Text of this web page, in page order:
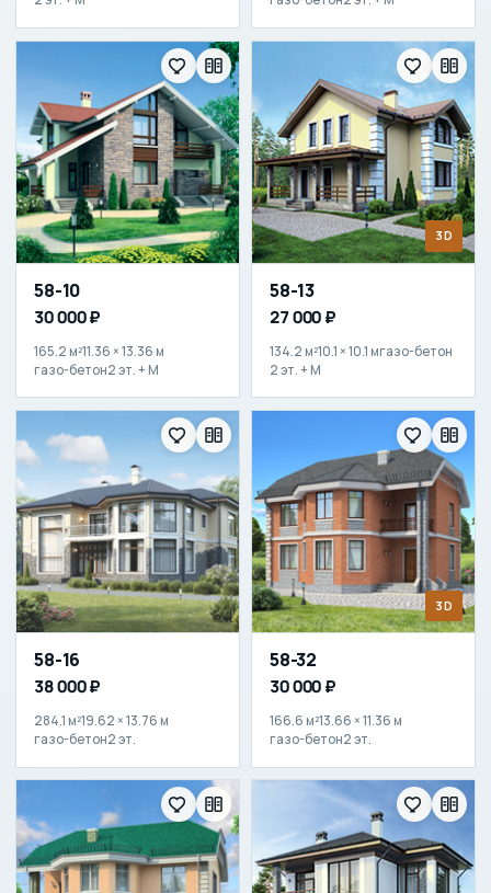
58-10
30 000 ₽
165.2 м²11.36 × 13.36 м
газо-бетон2 эт. + М
3D
58-13
27 000 ₽
134.2 м²10.1 × 10.1 мгазо-бетон
2 эт. + М
58-16
38 000 ₽
284.1 м²19.62 × 13.76 м
газо-бетон2 эт.
3D
58-32
30 000 ₽
166.6 м²13.66 × 11.36 м
газо-бетон2 эт.